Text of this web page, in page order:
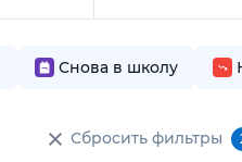
Снова в школу
Сбросить фильтры